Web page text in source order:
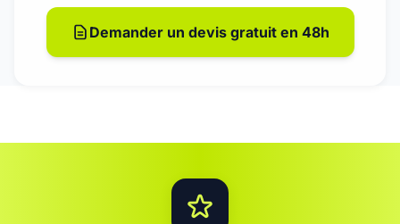
Demander un devis gratuit en 48h